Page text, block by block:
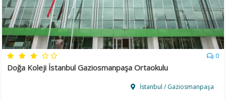
0
Doğa Koleji İstanbul Gaziosmanpaşa Ortaokulu
İstanbul / Gaziosmanpaşa